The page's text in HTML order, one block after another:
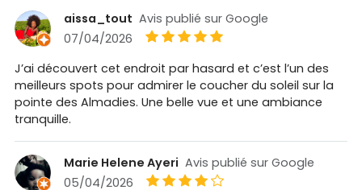
aissa_tout Avis publié sur Google
07/04/2026
J’ai découvert cet endroit par hasard et c’est l’un des
meilleurs spots pour admirer le coucher du soleil sur la
pointe des Almadies. Une belle vue et une ambiance
tranquille.
Marie Helene Ayeri Avis publié sur Google
05/04/2026